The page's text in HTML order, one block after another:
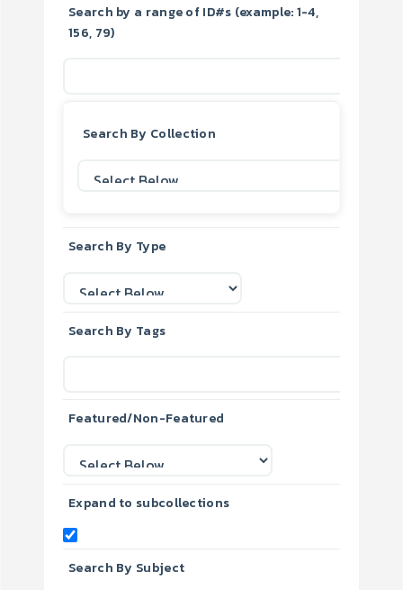
Search by a range of ID#s (example: 1-4,
156, 79)
Search By Collection
Search By Type
Search By Tags
Featured/Non-Featured
Expand to subcollections
Search By Subject